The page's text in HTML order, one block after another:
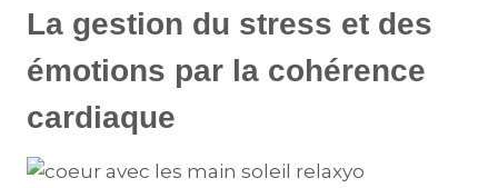
La gestion du stress et des
émotions par la cohérence
cardiaque